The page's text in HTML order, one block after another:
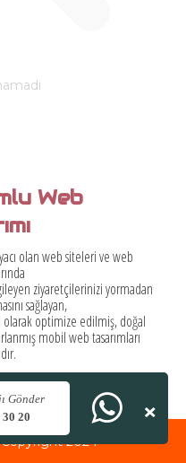
Web
olan web siteleri ve web
ziyaretçilerinizi yormadan
sağlayan,
olarak optimize edilmiş, doğal
mobil web tasarımları
2024
Gönder
20
×